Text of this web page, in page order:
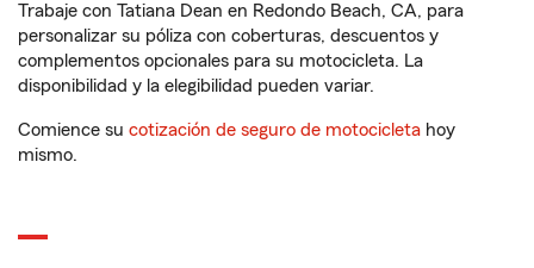
Trabaje con Tatiana Dean en Redondo Beach, CA, para
personalizar su póliza con coberturas, descuentos y
complementos opcionales para su motocicleta. La
disponibilidad y la elegibilidad pueden variar.
Comience su cotización de seguro de motocicleta hoy
mismo.